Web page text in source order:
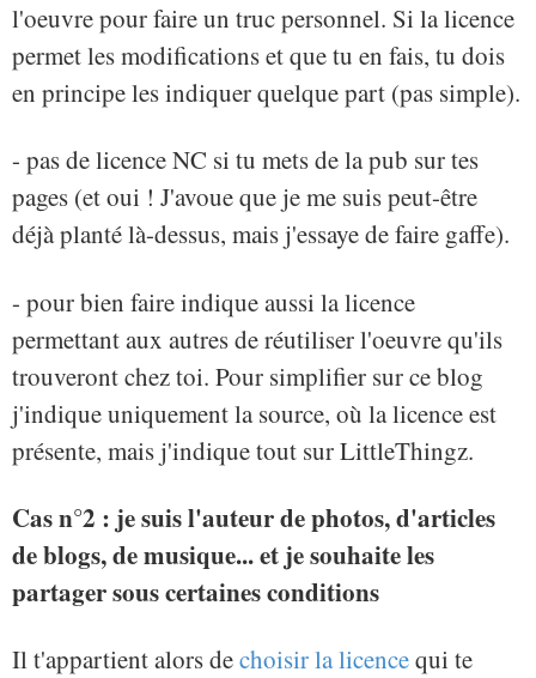
l'oeuvre pour faire un truc personnel. Si la licence
permet les modifications et que tu en fais, tu dois
en principe les indiquer quelque part (pas simple).
- pas de licence NC si tu mets de la pub sur tes
pages (et oui ! J'avoue que je me suis peut-être
déjà planté là-dessus, mais j'essaye de faire gaffe).
- pour bien faire indique aussi la licence
permettant aux autres de réutiliser l'oeuvre qu'ils
trouveront chez toi. Pour simplifier sur ce blog
j'indique uniquement la source, où la licence est
présente, mais j'indique tout sur LittleThingz.
Cas n°2 : je suis l'auteur de photos, d'articles
de blogs, de musique... et je souhaite les
partager sous certaines conditions
Il t'appartient alors dechoisir la licencequi te